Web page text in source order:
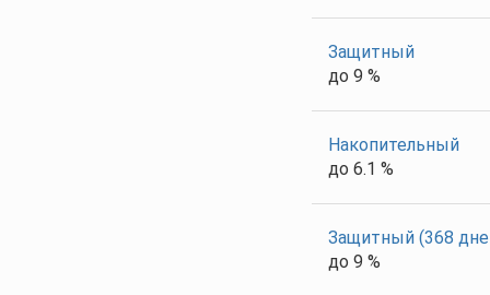
Защитный
до 9 %
Накопительный
до 6.1 %
Защитный (368
до 9 %